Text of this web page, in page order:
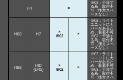
H4 ×
※03：干渉す
る為、取付不
可（後方スペ
ースなし）
HB3 H7
×
※02
×
※02：ライト
ユニットにカ
バーがあるた
め、装着不可
※03：干渉す
る為、取付不
可（後方スペ
ースなし）
HB3
HID
(D4S)
×
※02
×
※02：ライト
ユニットにカ
バーがあるた
め、装着不可
※03：干渉す
る為、取付不
可（後方スペ